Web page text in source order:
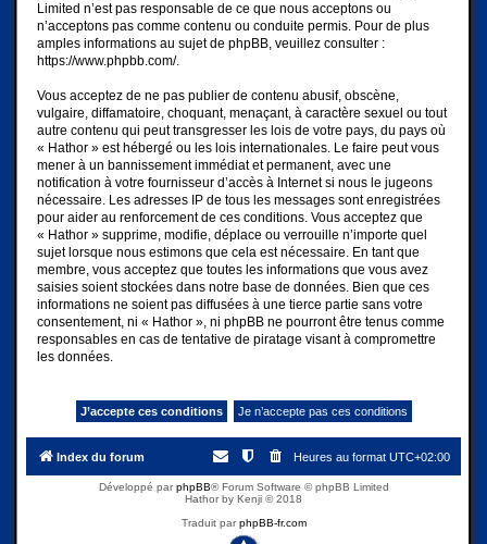
Limited n’est pas responsable de ce que nous acceptons ou
n’acceptons pas comme contenu ou conduite permis. Pour de plus
amples informations au sujet de phpBB, veuillez consulter :
https://www.phpbb.com/.
Vous acceptez de ne pas publier de contenu abusif, obscène,
vulgaire, diffamatoire, choquant, menaçant, à caractère sexuel ou tout
autre contenu qui peut transgresser les lois de votre pays, du pays où
« Hathor » est hébergé ou les lois internationales. Le faire peut vous
mener à un bannissement immédiat et permanent, avec une
notification à votre fournisseur d’accès à Internet si nous le jugeons
nécessaire. Les adresses IP de tous les messages sont enregistrées
pour aider au renforcement de ces conditions. Vous acceptez que
« Hathor » supprime, modifie, déplace ou verrouille n’importe quel
sujet lorsque nous estimons que cela est nécessaire. En tant que
membre, vous acceptez que toutes les informations que vous avez
saisies soient stockées dans notre base de données. Bien que ces
informations ne soient pas diffusées à une tierce partie sans votre
consentement, ni « Hathor », ni phpBB ne pourront être tenus comme
responsables en cas de tentative de piratage visant à compromettre
les données.
Index du forum Heures au format UTC+02:00
Développé parphpBB® Forum Software © phpBB Limited
Hathor by Kenji © 2018
Traduit parphpBB-fr.com